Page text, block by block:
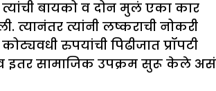
त्यांची बायको व दोन मुलं एका कार
त्यानंतर त्यांनी लष्कराची नोकरी
रुपयांची पिढीजात प्रॉपटी
इतर सामाजिक उपक्रम सुरू केले असं